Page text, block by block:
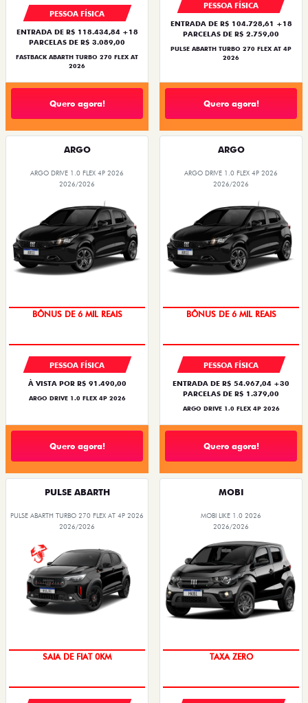
PESSOA FÍSICA
ENTRADA DE R$ 118.434,84 +18
PARCELAS DE R$ 3.089,00
FASTBACK ABARTH TURBO 270 FLEX AT
2026
Quero agora!
PESSOA FÍSICA
ENTRADA DE R$ 104.728,61 +18
PARCELAS DE R$ 2.759,00
PULSE ABARTH TURBO 270 FLEX AT 4P
2026
Quero agora!
ARGO
ARGO DRIVE 1.0 FLEX 4P 2026
2026/2026
BÔNUS DE 6 MIL REAIS
PESSOA FÍSICA
À VISTA POR R$ 91.490,00
ARGO DRIVE 1.0 FLEX 4P 2026
Quero agora!
ARGO
ARGO DRIVE 1.0 FLEX 4P 2026
2026/2026
BÔNUS DE 6 MIL REAIS
PESSOA FÍSICA
ENTRADA DE R$ 54.967,04 +30
PARCELAS DE R$ 1.379,00
ARGO DRIVE 1.0 FLEX 4P 2026
Quero agora!
PULSE ABARTH
PULSE ABARTH TURBO 270 FLEX AT 4P 2026
2026/2026
SAIA DE FIAT 0KM
MOBI
MOBI LIKE 1.0 2026
2026/2026
TAXA ZERO